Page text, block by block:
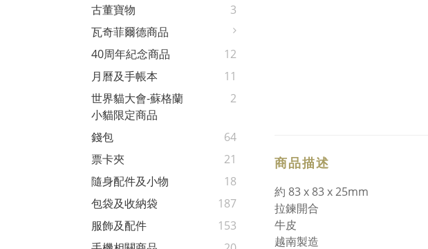
古董寶物
3
瓦奇菲爾德商品
40周年紀念商品
12
月曆及手帳本
11
世界貓大會-蘇格蘭
小貓限定商品
2
錢包
64
票卡夾
21
隨身配件及小物
18
包袋及收納袋
187
服飾及配件
153
商品描述
約 83 x 83 x 25mm
拉鍊開合
牛皮
越南製造